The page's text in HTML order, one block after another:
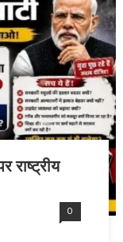
राष्ट्रीय
0